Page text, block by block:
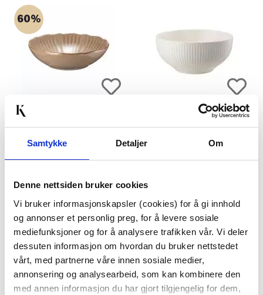
Samtykke Detaljer Om
Denne nettsiden bruker cookies
Vi bruker informasjonskapsler (cookies) for å gi innhold
og annonser et personlig preg, for å levere sosiale
mediefunksjoner og for å analysere trafikken vår. Vi deler
dessuten informasjon om hvordan du bruker nettstedet
vårt, med partnerne våre innen sosiale medier,
annonsering og analysearbeid, som kan kombinere den
med annen informasjon du har gjort tilgjengelig for dem,
60%
SKÅL BLOOM 22 CM
199,00
KJØP
SKÅL THILDA 15CM